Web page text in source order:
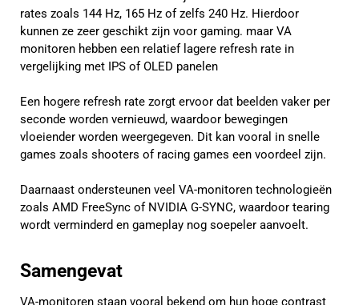
rates zoals 144 Hz, 165 Hz of zelfs 240 Hz. Hierdoor
kunnen ze zeer geschikt zijn voor gaming. maar VA
monitoren hebben een relatief lagere refresh rate in
vergelijking met IPS of OLED panelen
Een hogere refresh rate zorgt ervoor dat beelden vaker per
seconde worden vernieuwd, waardoor bewegingen
vloeiender worden weergegeven. Dit kan vooral in snelle
games zoals shooters of racing games een voordeel zijn.
Daarnaast ondersteunen veel VA-monitoren technologieën
zoals AMD FreeSync of NVIDIA G-SYNC, waardoor tearing
wordt verminderd en gameplay nog soepeler aanvoelt.
Samengevat